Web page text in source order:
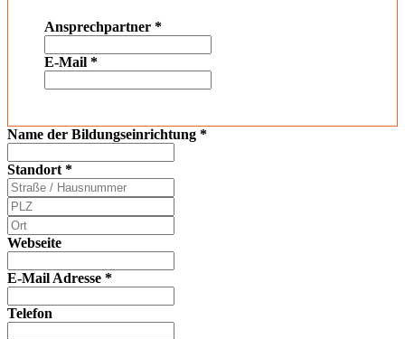
Ansprechpartner *
E-Mail *
Name der Bildungseinrichtung *
Standort *
Webseite
E-Mail Adresse *
Telefon